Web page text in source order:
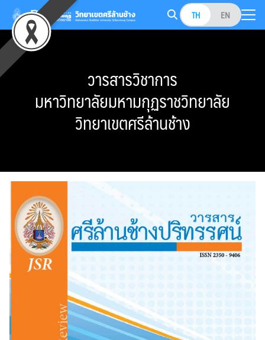
Skip
content
TH EN
Search
for:
วารสารวิชาการ
มหาวิทยาลัยมหามกุฏราชวิทยาลัย
วิทยาเขตศรีล้านช้าง